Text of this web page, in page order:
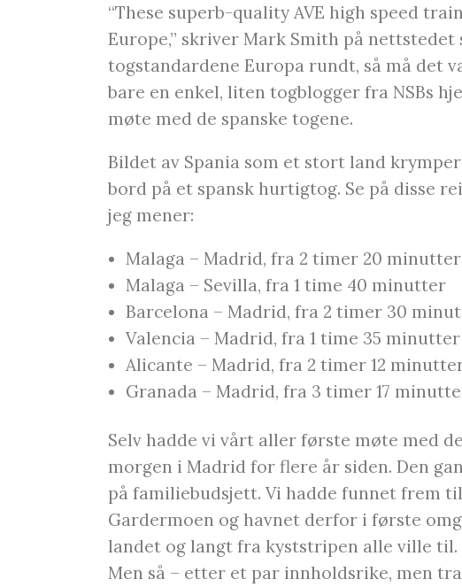
“These superb-quality AVE high speed
Europe,” skriver Mark Smith på nettstedet
togstandardene Europa rundt, så må det
bare en enkel, liten togblogger fra NSBs
møte med de spanske togene.
Bildet av Spania som et stort land
bord på et spansk hurtigtog. Se på disse
jeg mener:
Malaga – Madrid, fra 2 timer 20 minutter
Malaga – Sevilla, fra 1 time 40 minutter
Barcelona – Madrid, fra 2 timer 30
Valencia – Madrid, fra 1 time 35 minutter
Alicante – Madrid, fra 2 timer 12
Granada – Madrid, fra 3 timer 17
Selv hadde vi vårt aller første møte med
morgen i Madrid for flere år siden. Den
på familiebudsjett. Vi hadde funnet frem
Gardermoen og havnet derfor i første
landet og langt fra kyststripen alle ville
Men så – etter et par innholdsrike, men